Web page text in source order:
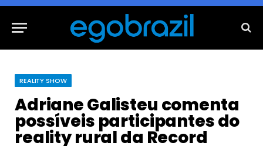
REALITY SHOW
Adriane Galisteu comenta
possíveis participantes do
reality rural da Record